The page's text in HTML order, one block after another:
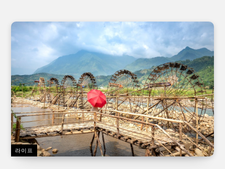
라이프